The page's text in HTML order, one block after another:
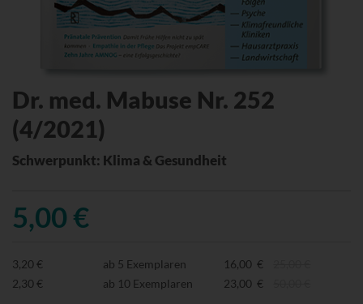
Dr. med. Mabuse Nr. 252
(4/2021)
Schwerpunkt: Klima & Gesundheit
5,00 €
3,20 € ab 5 Exemplaren 16,00 €
2,30 €
ab 10 Exemplaren 23,00 €